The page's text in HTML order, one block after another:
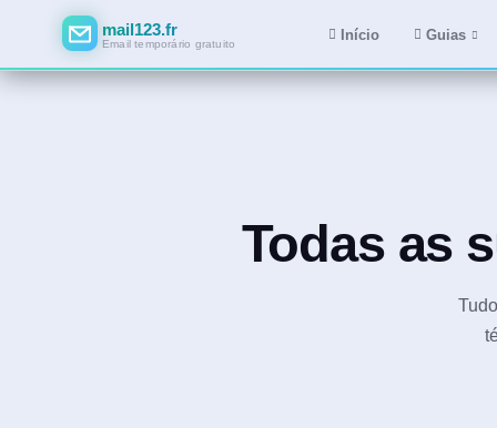
mail123.fr
Email temporário gratuito
Início Guias
Todas as